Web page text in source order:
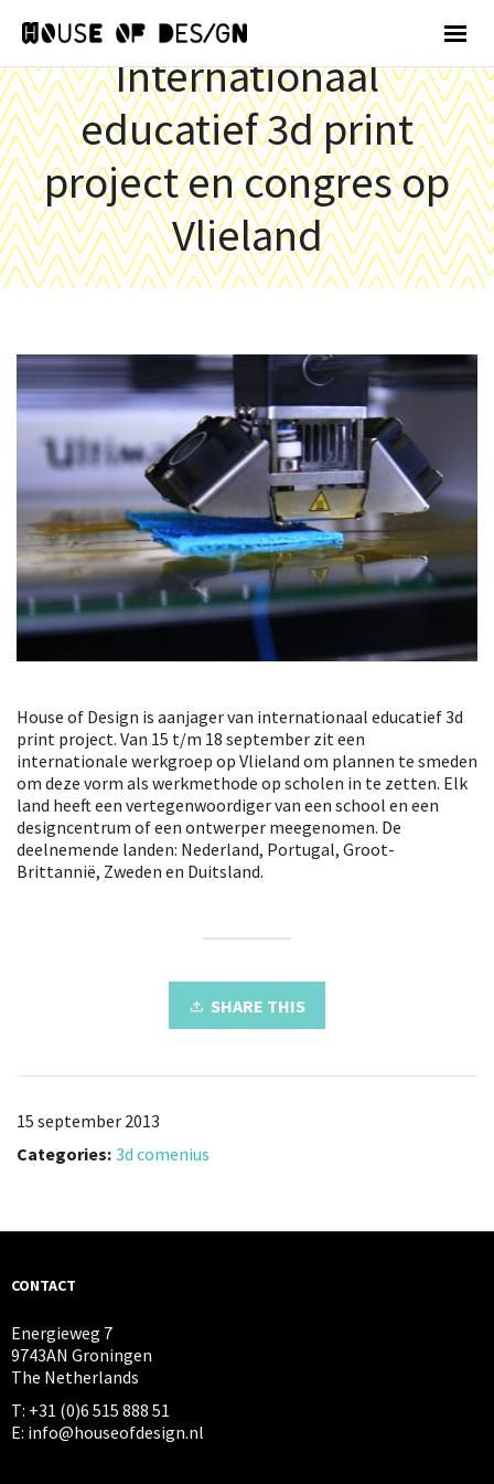
Internationaal
educatief 3d print
project en congres op
Vlieland
House of Design is aanjager van internationaal educatief 3d
print project. Van 15 t/m 18 september zit een
internationale werkgroep op Vlieland om plannen te smeden
om deze vorm als werkmethode op scholen in te zetten. Elk
land heeft een vertegenwoordiger van een school en een
designcentrum of een ontwerper meegenomen. De
deelnemende landen: Nederland, Portugal, Groot-
Brittannië, Zweden en Duitsland.
SHARE THIS
15 september 2013
Categories: 3d comenius
CONTACT
Energieweg 7
9743AN Groningen
The Netherlands
T: +31 (0)6 515 888 51
E: info@houseofdesign.nl